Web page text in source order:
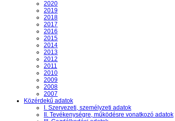
2020
2019
2018
2017
2016
2015
2014
2013
2012
2011
2010
2009
2008
2007
Közérdekű adatok
I. Szervezeti, személyzeti adatok
II. Tevékenységre, működésre vonatkozó adatok